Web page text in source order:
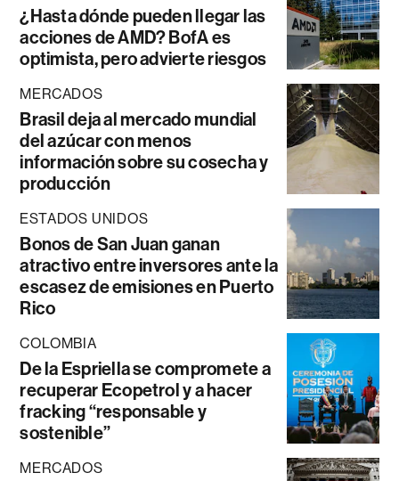
¿Hasta dónde pueden llegar las
acciones de AMD? BofA es
optimista, pero advierte riesgos
MERCADOS
Brasil deja al mercado mundial
del azúcar con menos
información sobre su cosecha y
producción
ESTADOS UNIDOS
Bonos de San Juan ganan
atractivo entre inversores ante la
escasez de emisiones en Puerto
Rico
COLOMBIA
De la Espriella se compromete a
recuperar Ecopetrol y a hacer
fracking “responsable y
sostenible”
MERCADOS